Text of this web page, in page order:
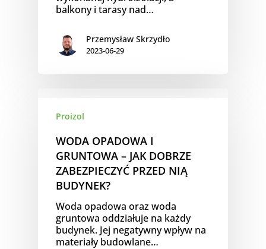
balkony i tarasy nad…
Przemysław Skrzydło
2023-06-29
Proizol
WODA OPADOWA I
GRUNTOWA – JAK DOBRZE
ZABEZPIECZYĆ PRZED NIĄ
BUDYNEK?
Woda opadowa oraz woda
gruntowa oddziałuje na każdy
budynek. Jej negatywny wpływ na
materiały budowlane…